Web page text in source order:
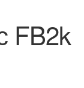
FB2k